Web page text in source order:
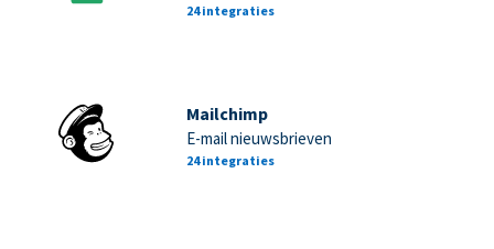
24 integraties
Mailchimp
E-mail nieuwsbrieven
24 integraties